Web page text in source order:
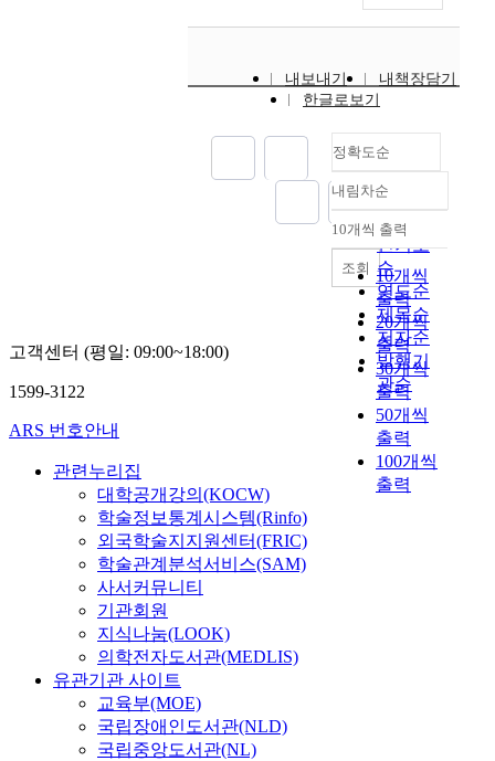
내보내기
내책장담기
한글로보기
정확도순
정확도
순
인기도
순
연도순
제목순
저자순
발행기
관순
내림차순
내림차순
10개씩 출력
10개씩
출력
20개씩
출력
30개씩
출력
50개씩
출력
100개씩
출력
조회
고객센터 (평일: 09:00~18:00)
1599-3122
ARS 번호안내
관련누리집
대학공개강의(KOCW)
학술정보통계시스템(Rinfo)
외국학술지지원센터(FRIC)
학술관계분석서비스(SAM)
사서커뮤니티
기관회원
지식나눔(LOOK)
의학전자도서관(MEDLIS)
유관기관 사이트
교육부(MOE)
국립장애인도서관(NLD)
국립중앙도서관(NL)